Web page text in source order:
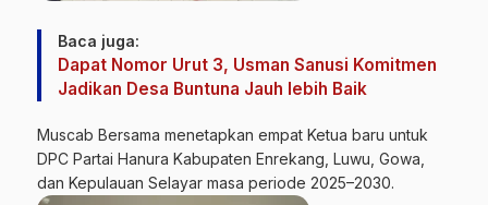
Baca juga:
Dapat Nomor Urut 3, Usman Sanusi Komitmen
Jadikan Desa Buntuna Jauh lebih Baik
Muscab Bersama menetapkan empat Ketua baru untuk
DPC Partai Hanura Kabupaten Enrekang, Luwu, Gowa,
dan Kepulauan Selayar masa periode 2025–2030.